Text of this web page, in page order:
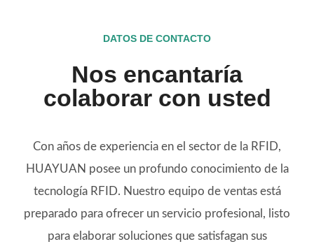
DATOS DE CONTACTO
Nos encantaría
colaborar con usted
Con años de experiencia en el sector de la RFID,
HUAYUAN posee un profundo conocimiento de la
tecnología RFID. Nuestro equipo de ventas está
preparado para ofrecer un servicio profesional, listo
para elaborar soluciones que satisfagan sus